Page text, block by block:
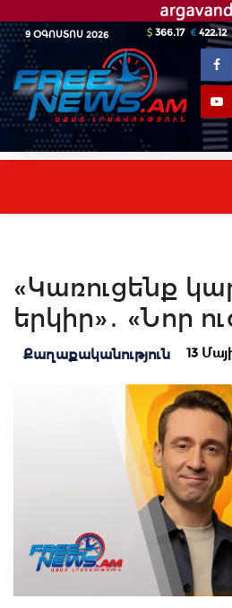
9 ՕԳՈՍՏՈՍ 2026 366.17 422.12
«Կառուցենք
երկիր»․ «Նոր
Քաղաքականություն 13